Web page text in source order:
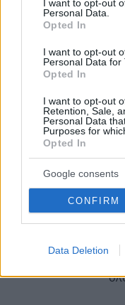
I want to opt-out
Personal Data.
Opted In
I want to opt-out
Personal Data for
Opted In
I want to opt-out
Retention, Sale,
Personal Data
Purposes for
Opted In
Google consents
CONFIRM
Data Deletion
Προηγούμενη
Μακελειό